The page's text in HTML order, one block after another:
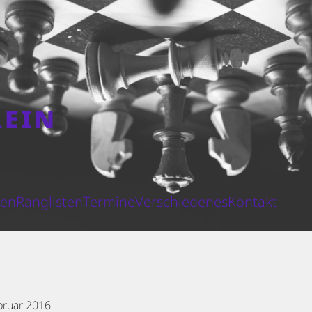
RanglistenTermineVerschiedenesKontakt
2016